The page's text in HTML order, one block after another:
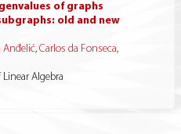
of graphs
old and new
Anđelić, Carlos da Fonseca,
Algebra